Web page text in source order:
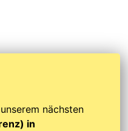
nächsten
in